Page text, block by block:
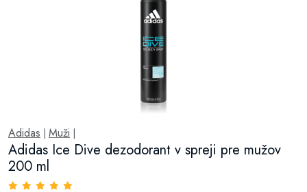
Adidas Muži
Adidas Ice Dive dezodorant v spreji pre mužov
200 ml